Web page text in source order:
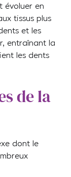
évoluer en
tissus plus
et les
entraînant la
les dents
de la
dont le